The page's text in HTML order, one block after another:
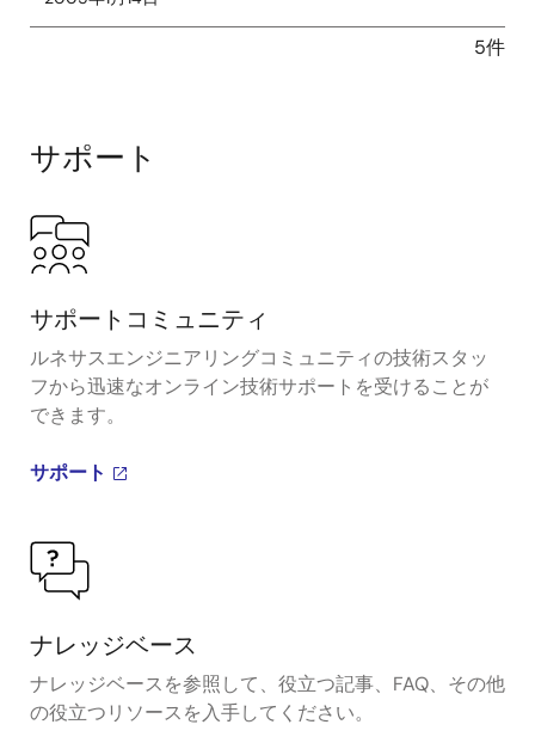
5件
サポート
サポートコミュニティ
ルネサスエンジニアリングコミュニティの技術スタッ
フから迅速なオンライン技術サポートを受けることが
できます。
サポート
ナレッジベース
ナレッジベースを参照して、役立つ記事、FAQ、その他
の役立つリソースを入手してください。